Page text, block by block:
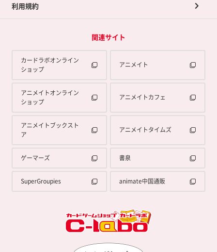
利用規約
関連サイト
カードラボオンライン
ショップ
アニメイト
アニメイトオンライン
ショップ
アニメイトカフェ
アニメイトブックスト
ア
アニメイトタイムズ
ゲーマーズ 書泉
SuperGroupies animate中国通販